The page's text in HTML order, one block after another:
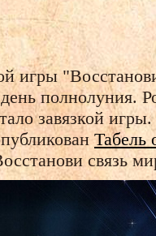
игры
полнолуния.
завязкой
Табель
связь